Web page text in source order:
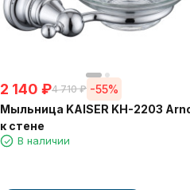
2 140 ₽4 710 ₽ -55%
Мыльница KAISER KH-2203
к стене
В наличии